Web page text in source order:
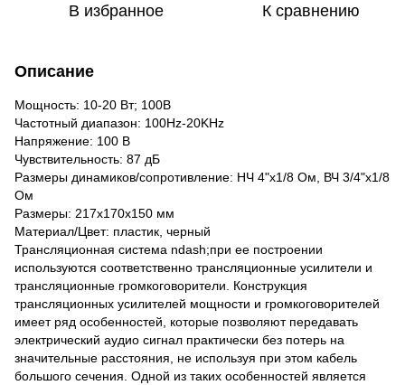
В избранное К сравнению
Описание
Мощность: 10-20 Вт; 100В
Частотный диапазон: 100Hz-20KHz
Напряжение: 100 В
Чувствительность: 87 дБ
Размеры динамиков/сопротивление: НЧ 4"х1/8 Ом, ВЧ 3/4"x1/8
Ом
Размеры: 217x170x150 мм
Материал/Цвет: пластик, черный
Трансляционная система ndash;при ее построении
используются соответственно трансляционные усилители и
трансляционные громкоговорители. Конструкция
трансляционных усилителей мощности и громкоговорителей
имеет ряд особенностей, которые позволяют передавать
электрический аудио сигнал практически без потерь на
значительные расстояния, не используя при этом кабель
большого сечения. Одной из таких особенностей является